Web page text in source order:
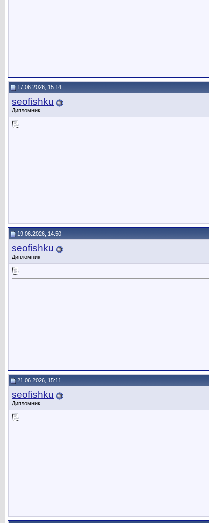
17.06.2026, 15:14
seofishku
Дипломник
19.06.2026, 14:50
seofishku
Дипломник
21.06.2026, 15:11
seofishku
Дипломник